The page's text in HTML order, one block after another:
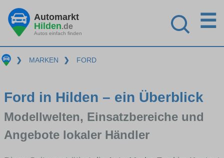
Automarkt
Hilden.de
Autos einfach finden
☰
❯ MARKEN ❯ FORD
Ford in Hilden – ein Überblick
Modellwelten, Einsatzbereiche und
Angebote lokaler Händler